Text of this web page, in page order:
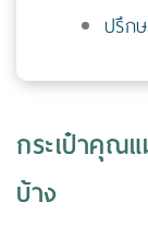
ปรึก
กระเป๋าคุณ
บ้าง